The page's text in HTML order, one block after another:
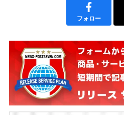
フォロー